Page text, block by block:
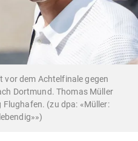
vor dem Achtelfinale gegen
Dortmund. Thomas Müller
(zu dpa: «Müller: